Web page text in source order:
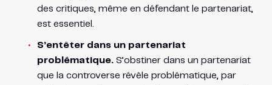
des critiques, même en défendant le partenariat,
est essentiel.
S’entêter dans un partenariat
problématique.S’obstiner dans un partenariat
que la controverse révèle problématique, par